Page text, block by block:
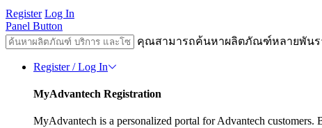
Register Log In
Panel Button
คุณสามารถค้นหาผลิตภัณฑ์หลายพันร
Register / Log In
MyAdvantech Registration
MyAdvantech is a personalized portal for Advantech customers.